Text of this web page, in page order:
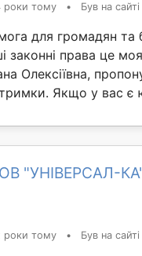
роки тому • Був на
для громадян та
законні права це
Олексіївна,
Якщо у вас є
"УНІВЕРСАЛ-
роки тому • Був на